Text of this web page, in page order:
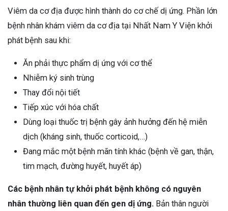
Viêm da cơ địa được hình thành do cơ chế dị ứng. Phần lớn
bệnh nhân khám viêm da cơ địa tại Nhất Nam Y Viện khởi
phát bệnh sau khi:
Ăn phải thực phẩm dị ứng với cơ thể
Nhiễm ký sinh trùng
Thay đổi nội tiết
Tiếp xúc với hóa chất
Dùng loại thuốc trị bệnh gây ảnh hưởng đến hệ miễn
dịch (kháng sinh, thuốc corticoid,…)
Đang mắc một bệnh mãn tính khác (bệnh về gan, thận,
tim mạch, đường huyết, huyết áp)
Các bệnh nhân tự khởi phát bệnh không có nguyên
nhân thường liên quan đến gen dị ứng. Bản thân người